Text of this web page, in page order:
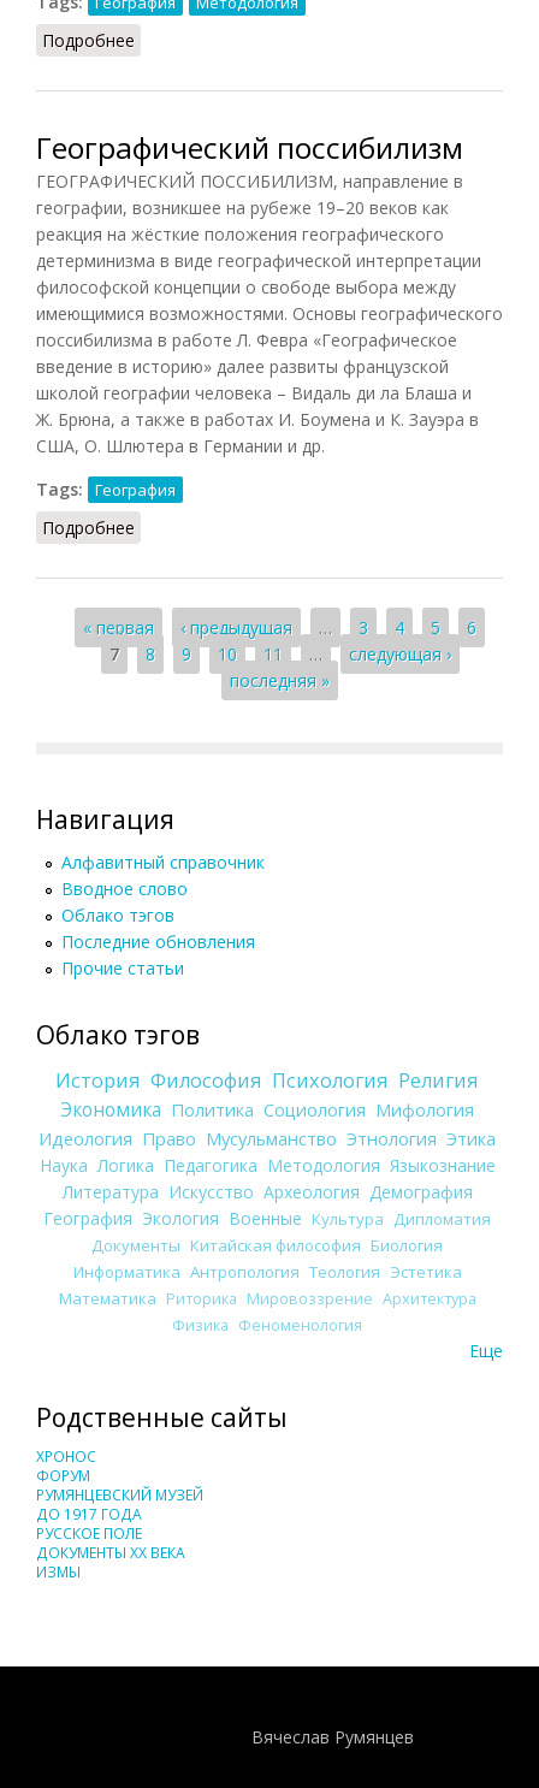
Подробнее
Географический поссибилизм
ГЕОГРАФИЧЕСКИЙ ПОССИБИЛИЗМ, направление в
географии, возникшее на рубеже 19–20 веков как
реакция на жёсткие положения географического
детерминизма в виде географической интерпретации
философской концепции о свободе выбора между
имеющимися возможностями. Основы географического
поссибилизма в работе Л. Февра «Географическое
введение в историю» далее развиты французской
школой географии человека – Видаль ди ла Блаша и
Ж. Брюна, а также в работах И. Боумена и К. Зауэра в
США, О. Шлютера в Германии и др.
Tags:
География
Подробнее
Страницы
« первая ‹ предыдущая … 3 4 5
6
7
8 9 10 11 …
следующая ›
последняя »
Навигация
Алфавитный справочник
Вводное слово
Облако тэгов
Последние обновления
Прочие статьи
Облако тэгов
История Философия Психология Религия
Экономика Политика Социология Мифология
Идеология Право Мусульманство Этнология Этика
Наука Логика Педагогика Методология Языкознание
Литература Искусство Археология Демография
География Экология Военные Культура
Дипломатия
Документы Китайская философия Биология
Информатика Антропология Теология Эстетика
Математика Риторика Мировоззрение Архитектура
Физика Феноменология
Еще
Родственные сайты
ХРОНОС
ФОРУМ
РУМЯНЦЕВСКИЙ МУЗЕЙ
ДО 1917 ГОДА
РУССКОЕ ПОЛЕ
ДОКУМЕНТЫ XX ВЕКА
ИЗМЫ
Вячеслав Румянцев